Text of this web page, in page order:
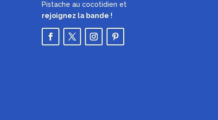
Pistache au cocotidien et
rejoignez la bande !